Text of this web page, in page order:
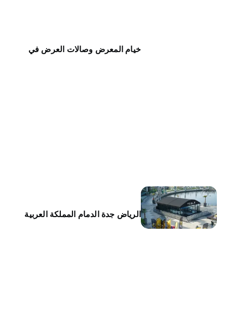
خيام المعرض وصالات العرض في
الرياض جدة الدمام المملكة العربية